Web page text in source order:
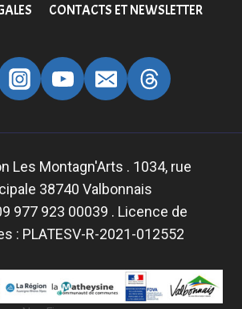
CONTACTS ET NEWSLETTER
Les Montagn'Arts . 1034, rue
38740 Valbonnais
977 923 00039 . Licence de
: PLATESV-R-2021-012552